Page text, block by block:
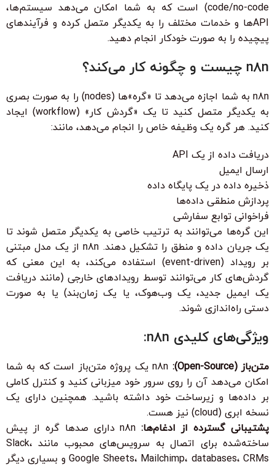
code/no-code) است که به شما امکان می‌دهد سیستم‌ها،
API‌ها و خدمات مختلف را به یکدیگر متصل کرده و فرآیندهای
پیچیده را به صورت خودکار انجام دهید.
n8n چیست و چگونه کار می‌کند؟
n8n به شما اجازه می‌دهد تا «گره‌»ها (nodes) را به صورت بصری
به یکدیگر متصل کنید تا یک «گردش کار» (workflow) ایجاد
کنید. هر گره یک وظیفه خاص را انجام می‌دهد، مانند:
دریافت داده از یک API
ارسال ایمیل
ذخیره داده در یک پایگاه داده
پردازش منطقی داده‌ها
فراخوانی توابع سفارشی
این گره‌ها می‌توانند به ترتیب خاصی به یکدیگر متصل شوند تا
یک جریان داده و منطق را تشکیل دهند. n8n از یک مدل مبتنی
بر رویداد (event-driven) استفاده می‌کند، به این معنی که
گردش‌های کار می‌توانند توسط رویدادهای خارجی (مانند دریافت
یک ایمیل جدید، یک وب‌هوک، یا یک زمان‌بند) یا به صورت
دستی راه‌اندازی شوند.
ویژگی‌های کلیدی n8n:
متن‌باز (Open-Source):
n8n یک پروژه متن‌باز است که به شما
امکان می‌دهد آن را روی سرور خود میزبانی کنید و کنترل کاملی
بر داده‌ها و زیرساخت خود داشته باشید. همچنین دارای یک
نسخه ابری (cloud) نیز هست.
پشتیبانی گسترده از ادغام‌ها:
n8n دارای صدها گره از پیش
ساخته‌شده برای اتصال به سرویس‌های محبوب مانند Slack،
Google Sheets، Mailchimp، databases، CRMs و بسیاری دیگر